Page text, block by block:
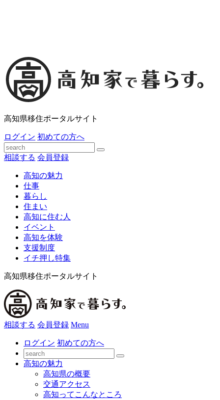
高知県移住ポータルサイト
ログイン 初めての方へ
相談する 会員登録
高知の魅力
仕事
暮らし
住まい
高知に住む人
イベント
高知を体験
支援制度
イチ押し特集
高知県移住ポータルサイト
相談する 会員登録 Menu
ログイン 初めての方へ
高知の魅力
高知県の概要
交通アクセス
高知ってこんなところ